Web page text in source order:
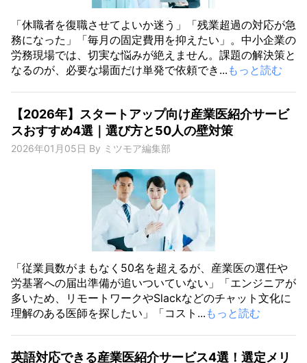
「休職者を復職させてよいか迷う」「残業超過の対応が急
務になった」「毎月の固定費用を抑えたい」。中小企業の
労務現場では、切実な悩みが絶えません。課題の解決策と
なるのが、必要な場面だけ単発で依頼でき... もっと読む
【2026年】スタートアップ向け産業医紹介サービ
スおすすめ4選｜選び方と50人の壁対策
2026年01月05日 By ミツモア編集部
「従業員数がまもなく50名を超えるが、産業医の選任や
労基署への届出準備が追いついていない」「エンジニアが
多いため、リモートワークやSlackなどのチャット文化に
理解のある医師を探したい」「コスト... もっと読む
英語対応できる産業医紹介サービス4選！選定メリ